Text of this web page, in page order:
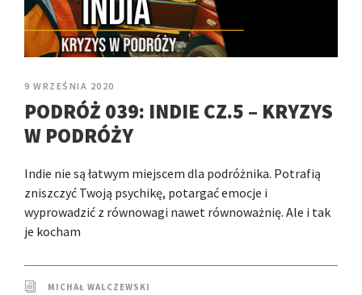
9 WRZEŚNIA 2020
PODRÓŻ 039: INDIE CZ.5 – KRYZYS
W PODRÓŻY
Indie nie są łatwym miejscem dla podróżnika. Potrafią
zniszczyć Twoją psychikę, potargać emocje i
wyprowadzić z równowagi nawet równoważnię. Ale i tak
je kocham
MICHAŁ WALCZEWSKI